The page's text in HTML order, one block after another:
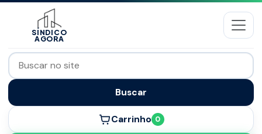
SÍNDICO
AGORA
Buscar
Carrinho 0